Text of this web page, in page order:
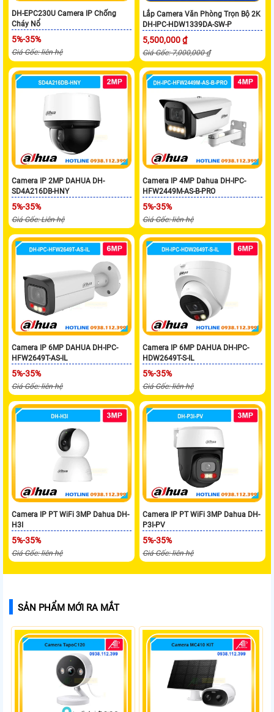
DH-EPC230U Camera IP Chống
Cháy Nổ
5%-35%
Giá Gốc: liên hệ
Lắp Camera Văn Phòng Trọn Bộ 2K
DH-IPC-HDW1339DA-SW-P
5,500,000 ₫
Giá Gốc: 7,000,000 ₫
Camera IP 2MP DAHUA DH-
SD4A216DB-HNY
5%-35%
Giá Gốc: Liên hệ
Camera IP 4MP Dahua DH-IPC-
HFW2449M-AS-B-PRO
5%-35%
Giá Gốc: liên hệ
Camera IP 6MP DAHUA DH-IPC-
HFW2649T-AS-IL
5%-35%
Giá Gốc: liên hệ
Camera IP 6MP DAHUA DH-IPC-
HDW2649T-S-IL
5%-35%
Giá Gốc: liên hệ
Camera IP PT WiFi 3MP Dahua DH-
H3I
5%-35%
Giá Gốc: liên hệ
Camera IP PT WiFi 3MP Dahua DH-
P3I-PV
5%-35%
Giá Gốc: liên hệ
SẢN PHẨM MỚI RA MẮT